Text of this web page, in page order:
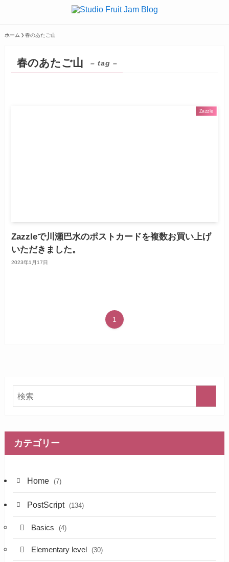
ホーム 春のあたご山
春のあたご山 – tag –
Zazzle
Zazzleで川瀬巴水のポストカードを複数お買い上げ
いただきました。
2023年1月17日
1
カテゴリー
Home (7)
PostScript (134)
Basics (4)
Elementary level (30)